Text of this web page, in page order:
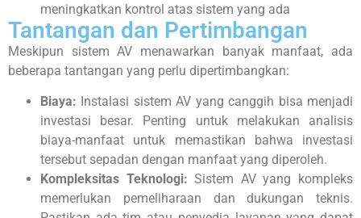
meningkatkan kontrol atas sistem yang ada
Tantangan dan Pertimbangan
Meskipun sistem AV menawarkan banyak manfaat, ada
beberapa tantangan yang perlu dipertimbangkan:
Biaya: Instalasi sistem AV yang canggih bisa menjadi
investasi besar. Penting untuk melakukan analisis
biaya-manfaat untuk memastikan bahwa investasi
tersebut sepadan dengan manfaat yang diperoleh.
Kompleksitas Teknologi: Sistem AV yang kompleks
memerlukan pemeliharaan dan dukungan teknis.